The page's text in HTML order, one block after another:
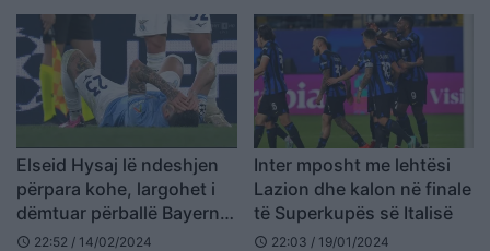
Elseid Hysaj lë ndeshjen
përpara kohe, largohet i
dëmtuar përballë Bayern
Munich
schedule 22:52 / 14/02/2024
Inter mposht me lehtësi
Lazion dhe kalon në finale
të Superkupës së Italisë
schedule 22:03 / 19/01/2024